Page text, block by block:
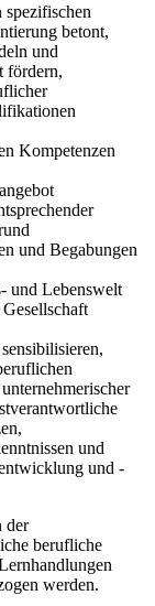
betont,
und
fördern,
Kompetenzen
und Begabungen
und Lebenswelt
und
und -
der
berufliche
werden.